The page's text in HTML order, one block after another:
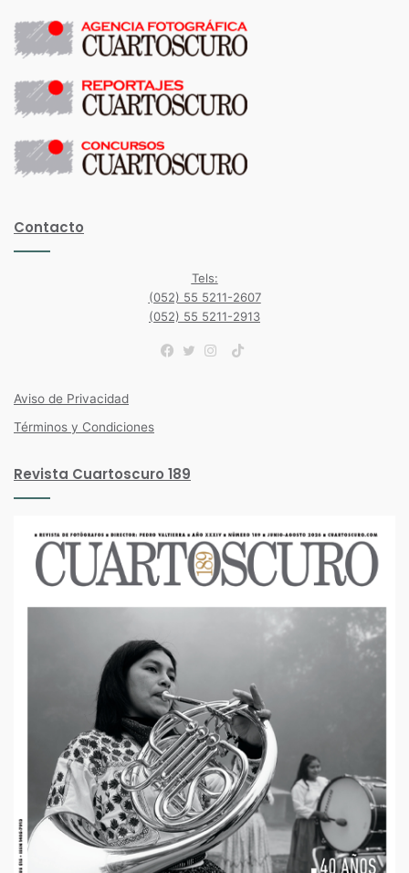
Contacto
Tels:
(052) 55 5211-2607
(052) 55 5211-2913
TikTok
Aviso de Privacidad
Términos y Condiciones
Revista Cuartoscuro 189